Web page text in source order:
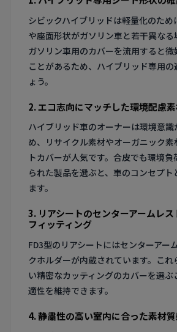
シビックハイブリッドは軽量化のため
や座面形状がガソリン車と若干異なる
ガソリン車用のカバーを流用すると微
ことがあるため、ハイブリッド専用
ょう。
2. エコ志向にマッチした環境配慮
ハイブリッド車のオーナーは環境意
め、リサイクル素材やオーガニック
トカバーが人気です。合皮でも環境
られた製品を選ぶと、車のコンセプ
ます。
3. リアシートのセンターアームレ
フィッティング
FD3型のリアシートにはセンターアー
クホルダーが内蔵されています。こ
い精密なカッティングのカバーを選ぶ
適性を維持できます。
4. 静粛性の高い室内に合った素材